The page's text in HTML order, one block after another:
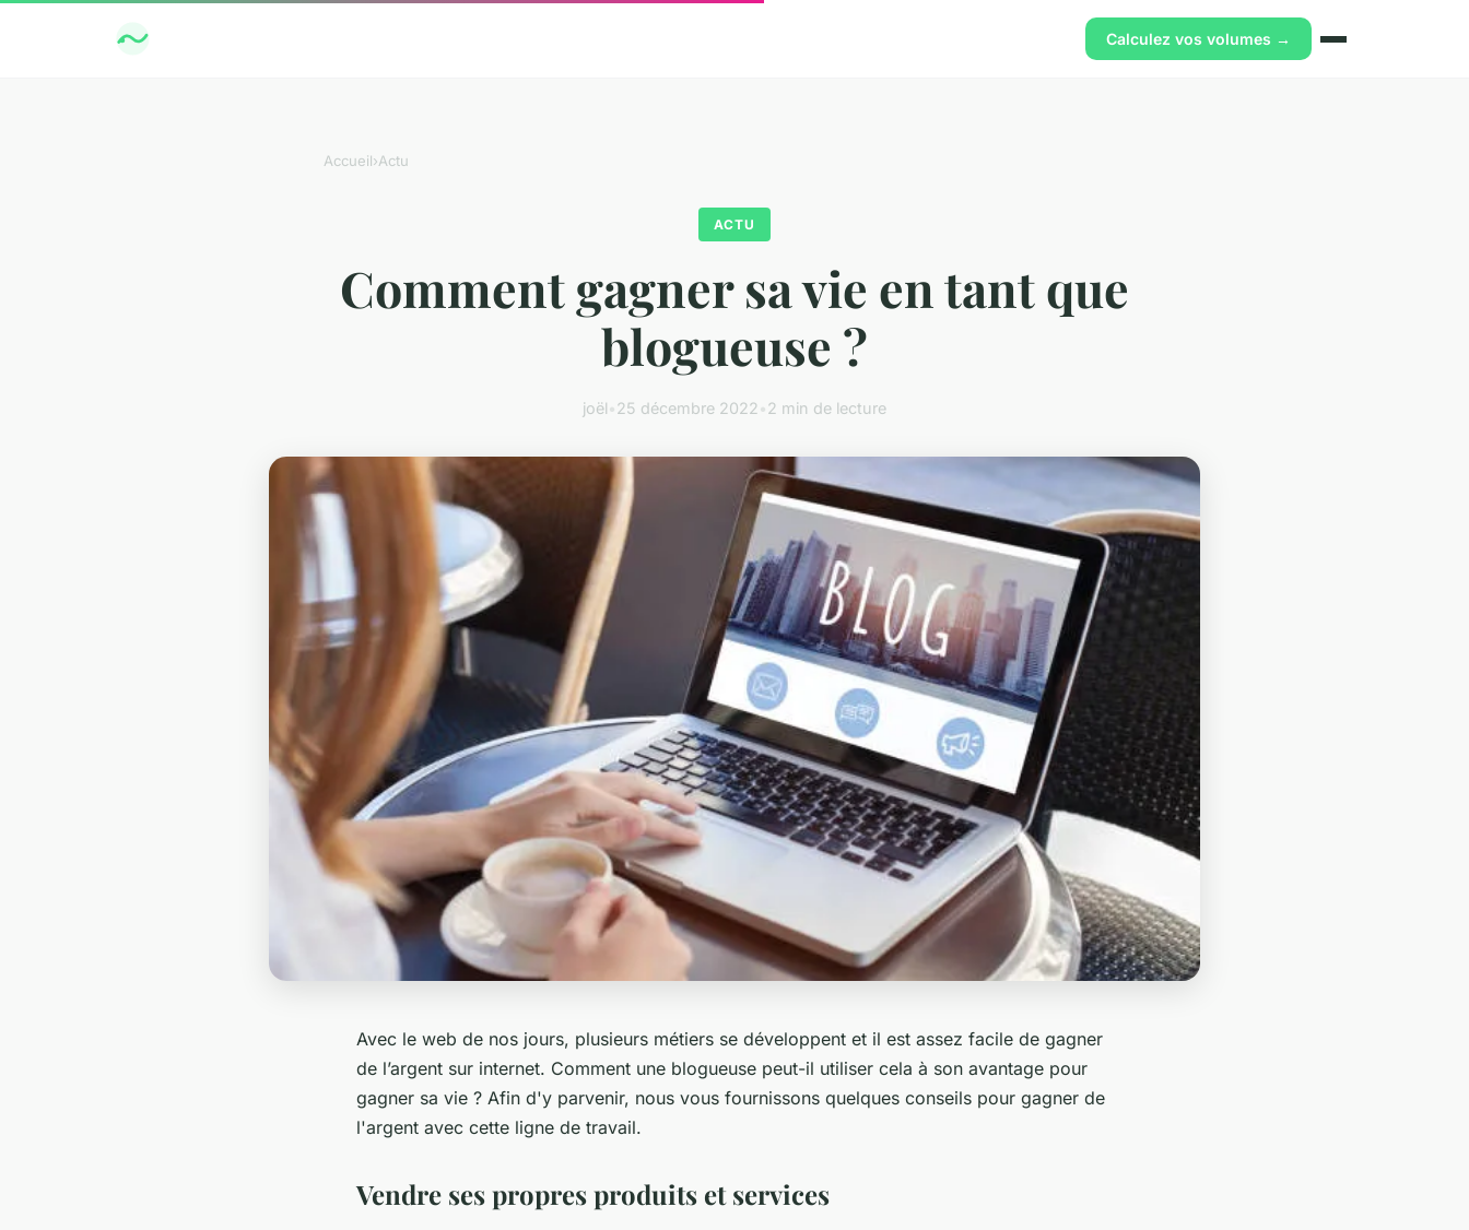
Calculez vos volumes →
Accueil›Actu
ACTU
Comment gagner sa vie en tant que
blogueuse ?
joël•25 décembre 2022•2 min de lecture
Avec le web de nos jours, plusieurs métiers se développent et il est assez facile de gagner
de l’argent sur internet. Comment une blogueuse peut-il utiliser cela à son avantage pour
gagner sa vie ? Afin d'y parvenir, nous vous fournissons quelques conseils pour gagner de
l'argent avec cette ligne de travail.
Vendre ses propres produits et services